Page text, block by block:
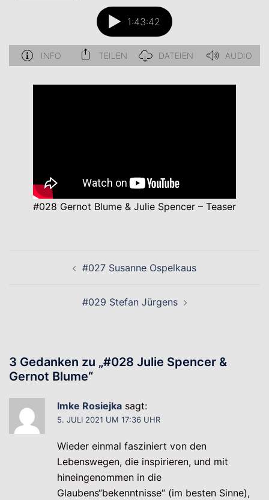
#028 Gernot Blume & Julie Spencer – Teaser
#027 Susanne Ospelkaus
#029 Stefan Jürgens
3 Gedanken zu „#028 Julie Spencer &
Gernot Blume“
Imke Rosiejka sagt:
5. JULI 2021 UM 17:36 UHR
Wieder einmal fasziniert von den
Lebenswegen, die inspirieren, und mit
hineingenommen in die
Glaubens“bekenntnisse“ (im besten Sinne),